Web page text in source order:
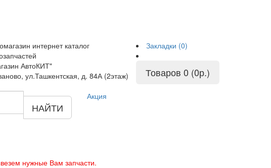
интернет каталог
АвтоКИТ"
ул.Ташкентская, д. 84А (2этаж)
Закладки (0)
Товаров 0 (0р.)
НАЙТИ
Акция
нужные Вам запчасти.